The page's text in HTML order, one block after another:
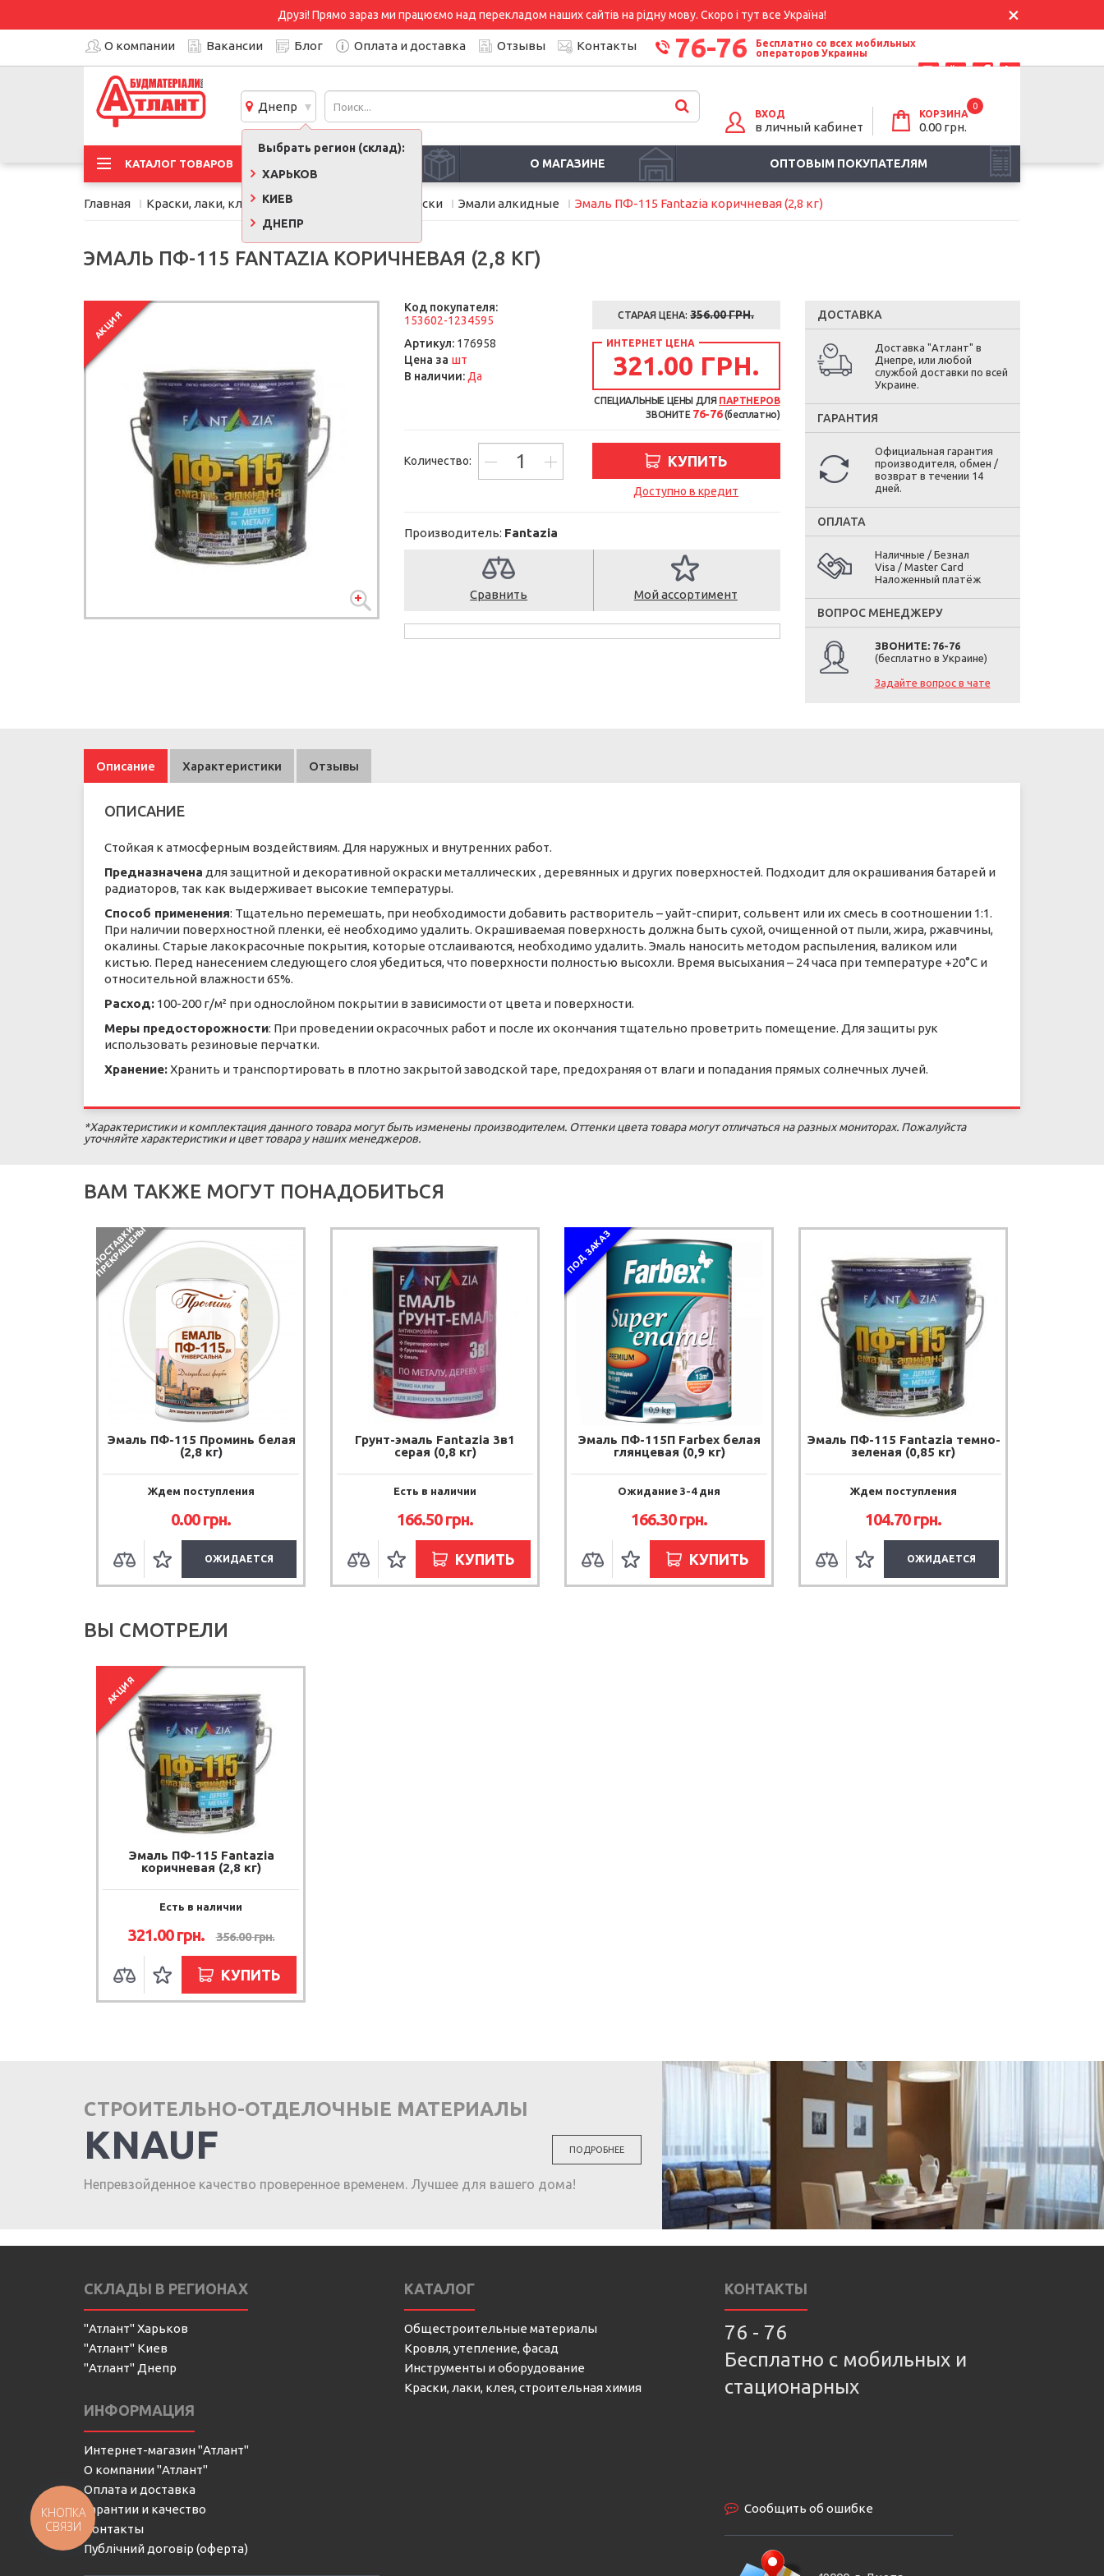
Друзі! Прямо зараз ми працюємо над перекладом наших сайтів на рідну мову. Скоро і тут все Україна!
О компании Вакансии Блог Оплата и доставка Отзывы Контакты 76-76
Бесплатно со всех мобильных
операторов Украины
Днепр
Выбрать регион (склад):
ХАРЬКОВ
КИЕВ
ДНЕПР
ВХОД
в личный кабинет
КОРЗИНА
0
0.00 грн.
КАТАЛОГ ТОВАРОВ О МАГАЗИНЕ ОПТОВЫМ ПОКУПАТЕЛЯМ
Главная Краски, лаки, клеи, строительная химия Краски Эмали алкидные Эмаль ПФ-115 Fantazia коричневая (2,8 кг)
ЭМАЛЬ ПФ-115 FANTAZIA КОРИЧНЕВАЯ (2,8 КГ)
АКЦИЯ
Код покупателя:
153602-1234595
Артикул: 176958
Цена за шт
В наличии: Да
СТАРАЯ ЦЕНА:356.00ГРН.
ИНТЕРНЕТ ЦЕНА
321.00 ГРН.
СПЕЦИАЛЬНЫЕ ЦЕНЫ ДЛЯ ПАРТНЕРОВ
ЗВОНИТЕ 76-76(бесплатно)
Количество: КУПИТЬ
Доступно в кредит
Производитель: Fantazia
Сравнить Мой ассортимент
ДОСТАВКА
Доставка "Атлант" в
Днепре, или любой
службой доставки по всей
Украине.
ГАРАНТИЯ
Официальная гарантия
производителя, обмен /
возврат в течении 14
дней.
ОПЛАТА
Наличные / Безнал
Visa / Master Card
Наложенный платёж
ВОПРОС МЕНЕДЖЕРУ
ЗВОНИТЕ: 76-76
(бесплатно в Украине)
Задайте вопрос в чате
Описание Характеристики Отзывы
ОПИСАНИЕ
Стойкая к атмосферным воздействиям. Для наружных и внутренних работ.
Предназначена для защитной и декоративной окраски металлических , деревянных и других поверхностей. Подходит для окрашивания батарей и
радиаторов, так как выдерживает высокие температуры.
Способ применения: Тщательно перемешать, при необходимости добавить растворитель – уайт-спирит, сольвент или их смесь в соотношении 1:1.
При наличии поверхностной пленки, её необходимо удалить. Окрашиваемая поверхность должна быть сухой, очищенной от пыли, жира, ржавчины,
окалины. Старые лакокрасочные покрытия, которые отслаиваются, необходимо удалить. Эмаль наносить методом распыления, валиком или
кистью. Перед нанесением следующего слоя убедиться, что поверхности полностью высохли. Время высыхания – 24 часа при температуре +20°С и
относительной влажности 65%.
Расход: 100-200 г/м² при однослойном покрытии в зависимости от цвета и поверхности.
Меры предосторожности: При проведении окрасочных работ и после их окончания тщательно проветрить помещение. Для защиты рук
использовать резиновые перчатки.
Хранение:Хранить и транспортировать в плотно закрытой заводской таре, предохраняя от влаги и попадания прямых солнечных лучей.
*Характеристики и комплектация данного товара могут быть изменены производителем. Оттенки цвета товара могут отличаться на разных мониторах. Пожалуйста
уточняйте характеристики и цвет товара у наших менеджеров.
ВАМ ТАКЖЕ МОГУТ ПОНАДОБИТЬСЯ
П
О
С
Т
А
В
К
И
П
Р
Е
К
Р
А
Щ
Е
Н
Ы
Эмаль ПФ-115 Проминь белая
(2,8 кг)
Ждем поступления
0.00грн.
ОЖИДАЕТСЯ
Грунт-эмаль Fantazia 3в1
серая (0,8 кг)
Есть в наличии
166.50грн.
КУПИТЬ
ПОД ЗАКАЗ
Эмаль ПФ-115П Farbex белая
глянцевая (0,9 кг)
Ожидание 3-4 дня
166.30грн.
КУПИТЬ
Эмаль ПФ-115 Fantazia темно-
зеленая (0,85 кг)
Ждем поступления
104.70грн.
ОЖИДАЕТСЯ
ВЫ СМОТРЕЛИ
АКЦИЯ
Эмаль ПФ-115 Fantazia
коричневая (2,8 кг)
Есть в наличии
321.00грн. 356.00грн.
КУПИТЬ
СТРОИТЕЛЬНО-ОТДЕЛОЧНЫЕ МАТЕРИАЛЫ
KNAUF
Непревзойденное качество проверенное временем. Лучшее для вашего дома!
ПОДРОБНЕЕ
СКЛАДЫ В РЕГИОНАХ
"Атлант" Харьков
"Атлант" Киев
"Атлант" Днепр
ИНФОРМАЦИЯ
Интернет-магазин "Атлант"
О компании "Атлант"
Оплата и доставка
Гарантии и качество
Контакты
Публічний договір (оферта)
КАТАЛОГ
Общестроительные материалы
Кровля, утепление, фасад
Инструменты и оборудование
Краски, лаки, клея, строительная химия
КОНТАКТЫ
76 - 76
Бесплатно с мобильных и
стационарных
Сообщить об ошибке
КНОПКА
СВЯЗИ